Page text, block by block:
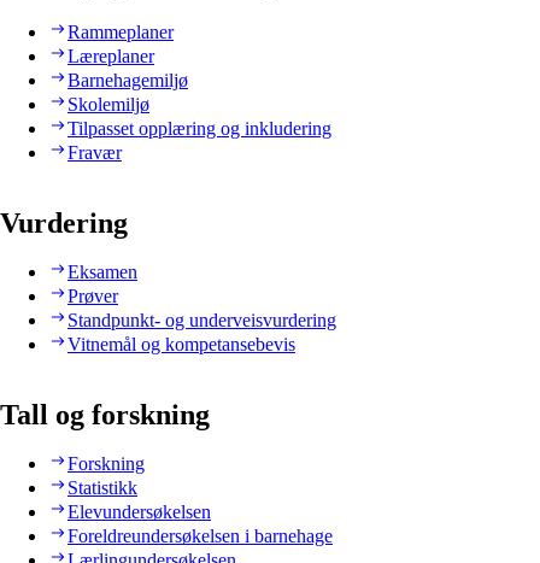
Rammeplaner
Læreplaner
Barnehagemiljø
Skolemiljø
Tilpasset opplæring og inkludering
Fravær
Vurdering
Eksamen
Prøver
Standpunkt- og underveisvurdering
Vitnemål og kompetansebevis
Tall og forskning
Forskning
Statistikk
Elevundersøkelsen
Foreldreundersøkelsen i barnehage